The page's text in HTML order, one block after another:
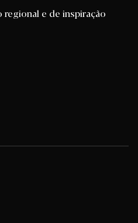
e de inspiração